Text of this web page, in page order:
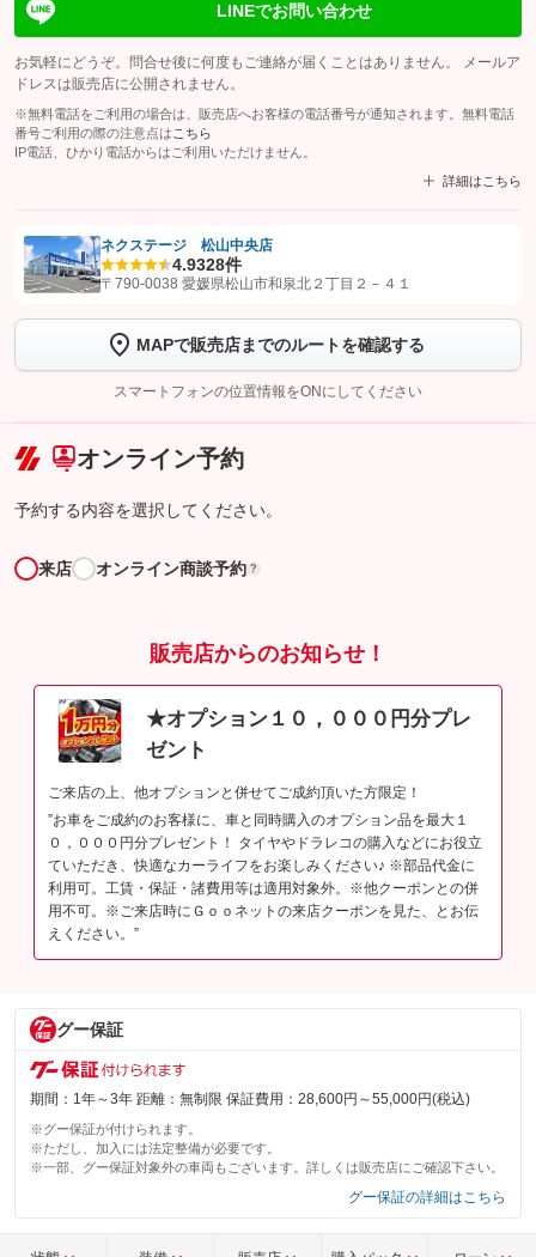
LINEでお問い合わせ
お気軽にどうぞ。問合せ後に何度もご連絡が届くことはありません。 メールア
ドレスは販売店に公開されません。
※無料電話をご利用の場合は、販売店へお客様の電話番号が通知されます。無料電話
番号ご利用の際の注意点は こちら
IP電話、ひかり電話からはご利用いただけません。
詳細はこちら
【STEP1】認証画面でグーネットを友だち追加してから「許可する」ボタンを押
トーク画面で
ボタンをタップして問い合わせを
完了してください。
こちら
ネクステージ 松山中央店
4.9328件
〒790-0038 愛媛県松山市和泉北２丁目２－４１
MAPで販売店までのルートを確認する
スマートフォンの位置情報をONにしてください
オンライン予約
予約する内容を選択してください。
来店 オンライン商談予約 ?
販売店からのお知らせ！
★オプション１０，０００円分プレ
ゼント
ご来店の上、他オプションと併せてご成約頂いた方限定！
”お車をご成約のお客様に、車と同時購入のオプション品を最大１
０，０００円分プレゼント！ タイヤやドラレコの購入などにお役立
ていただき、快適なカーライフをお楽しみください♪ ※部品代金に
利用可。工賃・保証・諸費用等は適用対象外。※他クーポンとの併
用不可。※ご来店時にＧｏｏネットの来店クーポンを見た、とお伝
えください。”
グー保証
期間：1年～3年 距離：無制限 保証費用：28,600円～55,000円(税込)
※グー保証が付けられます。
※ただし、加入には法定整備が必要です。
※一部、グー保証対象外の車両もございます。詳しくは販売店にご確認下さい。
グー保証の詳細はこちら